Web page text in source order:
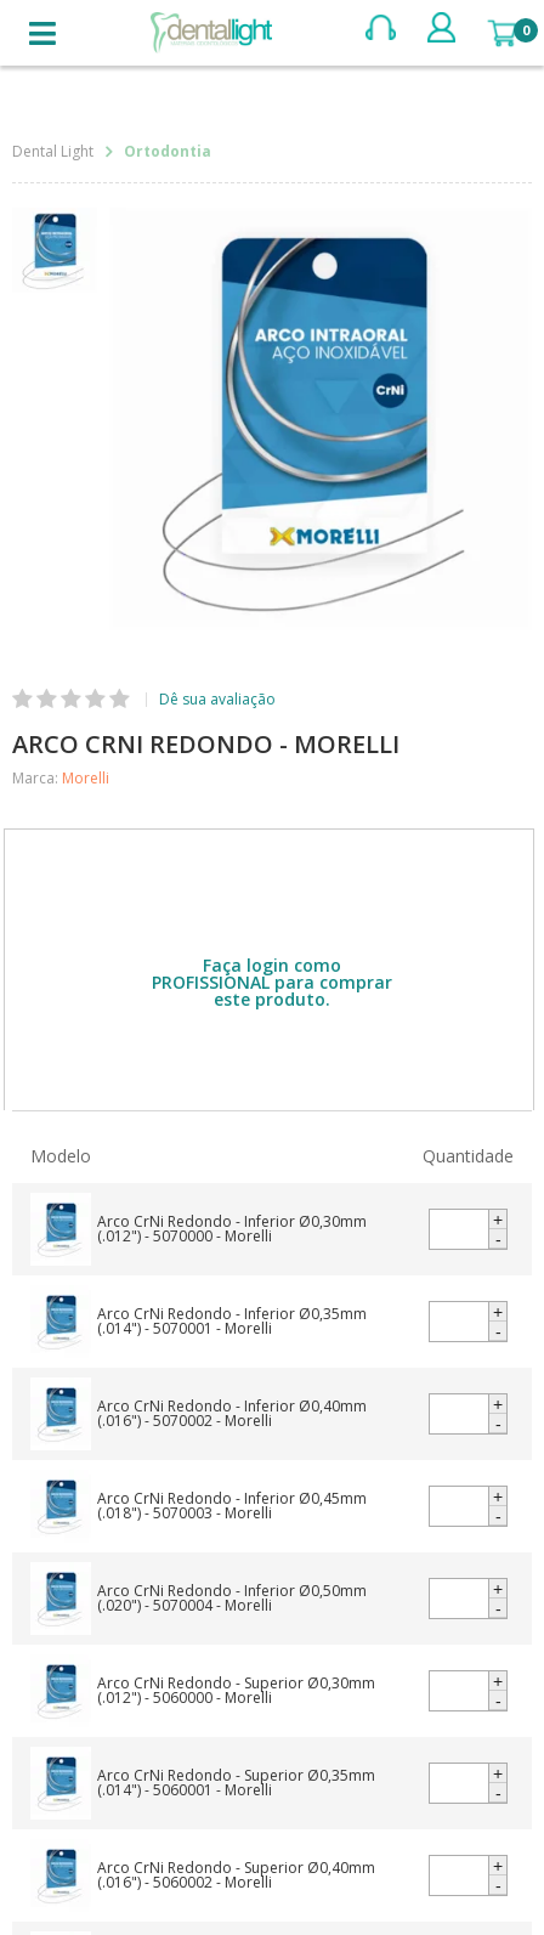
BUSCAR
Ortodontia
ARCO CRNI REDONDO - MORELLI
Marca: Morelli
PRESCRIÇÃO
Faça login como
PROFISSIONAL para comprar
este produto.
Embalagem com 10 unidades. Escolha as
Modelo Quantidade
+
-
+
-
+
-
+
-
+
-
+
-
+
-
+
-